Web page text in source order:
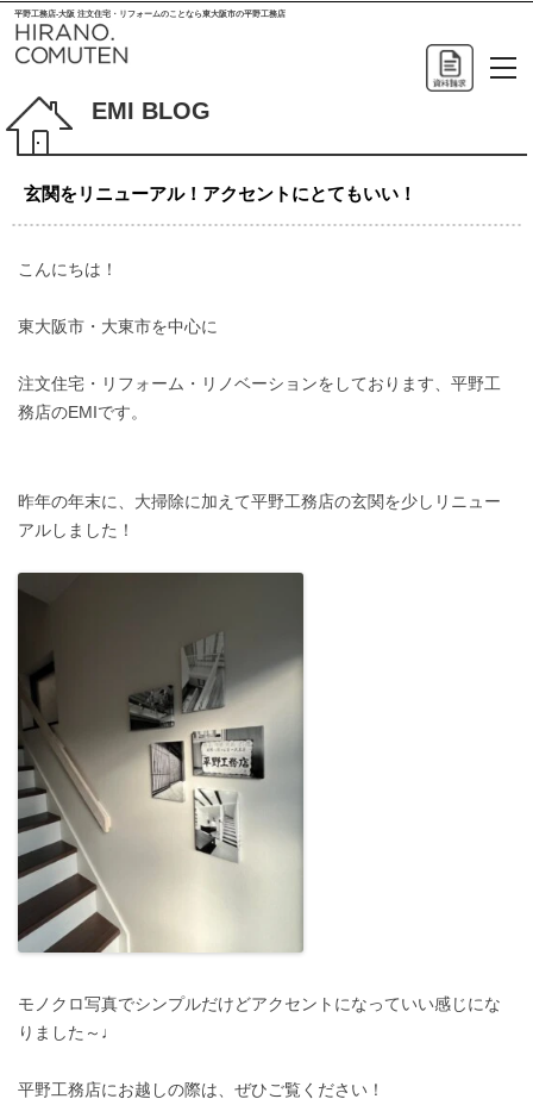
平野工務店-大阪 注文住宅・リフォームのことなら東大阪市の平野工務店
EMI BLOG
玄関をリニューアル！アクセントにとてもいい！
こんにちは！
東大阪市・大東市を中心に
注文住宅・リフォーム・リノベーションをしております、平野工
務店のEMIです。
昨年の年末に、大掃除に加えて平野工務店の玄関を少しリニュー
アルしました！
モノクロ写真でシンプルだけどアクセントになっていい感じにな
りました～♩
平野工務店にお越しの際は、ぜひご覧ください！